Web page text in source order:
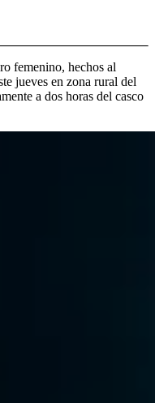
femenino, hechos al
jueves en zona rural del
a dos horas del casco